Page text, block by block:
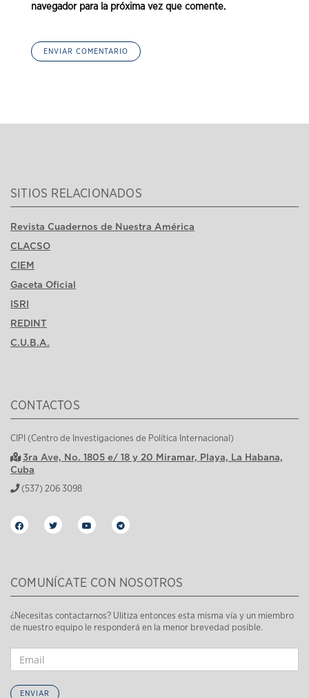
navegador para la próxima vez que comente.
SITIOS RELACIONADOS
Revista Cuadernos de Nuestra América
CLACSO
CIEM
Gaceta Oficial
ISRI
REDINT
C.U.B.A.
CONTACTOS
CIPI (Centro de Investigaciones de Política Internacional)
3ra Ave, No. 1805 e/ 18 y 20 Miramar, Playa, La Habana,
Cuba
(537) 206 3098
COMUNÍCATE CON NOSOTROS
¿Necesitas contactarnos? Ulitiza entonces esta misma vía y un miembro
de nuestro equipo le responderá en la menor brevedad posible.
ENVIAR